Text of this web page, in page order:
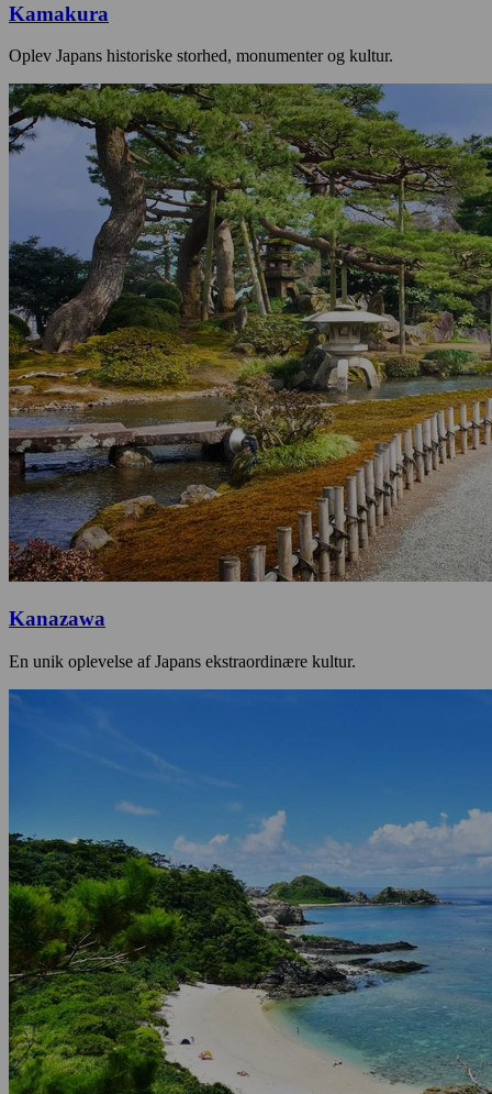
Kamakura
Oplev Japans historiske storhed, monumenter og kultur.
Kanazawa
En unik oplevelse af Japans ekstraordinære kultur.